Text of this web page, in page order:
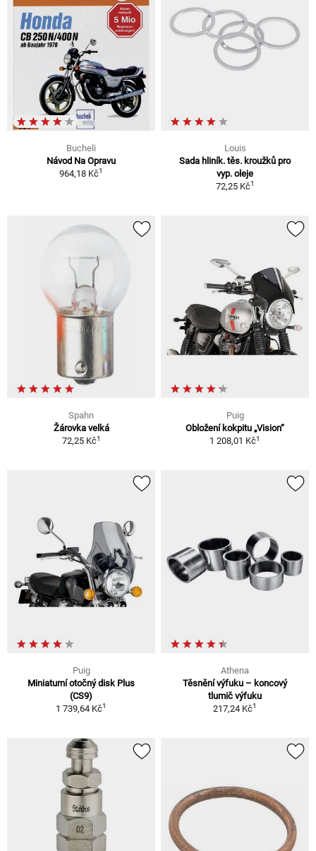
Bucheli
Návod Na Opravu
964,18 Kč1
Louis
Sada hliník. těs. kroužků pro
vyp. oleje
72,25 Kč1
Spahn
Žárovka velká
72,25 Kč1
Puig
Obložení kokpitu „Vision“
1 208,01 Kč1
Puig
Miniaturní otočný disk Plus
(CS9)
1 739,64 Kč1
Athena
Těsnění výfuku – koncový
tlumič výfuku
217,24 Kč1